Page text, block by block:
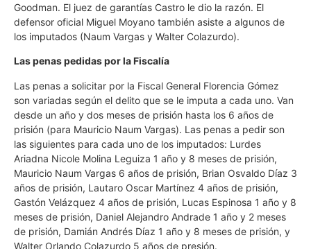
Goodman. El juez de garantías Castro le dio la razón. El
defensor oficial Miguel Moyano también asiste a algunos de
los imputados (Naum Vargas y Walter Colazurdo).
Las penas pedidas por la Fiscalía
Las penas a solicitar por la Fiscal General Florencia Gómez
son variadas según el delito que se le imputa a cada uno. Van
desde un año y dos meses de prisión hasta los 6 años de
prisión (para Mauricio Naum Vargas). Las penas a pedir son
las siguientes para cada uno de los imputados: Lurdes
Ariadna Nicole Molina Leguiza 1 año y 8 meses de prisión,
Mauricio Naum Vargas 6 años de prisión, Brian Osvaldo Díaz 3
años de prisión, Lautaro Oscar Martínez 4 años de prisión,
Gastón Velázquez 4 años de prisión, Lucas Espinosa 1 año y 8
meses de prisión, Daniel Alejandro Andrade 1 año y 2 meses
de prisión, Damián Andrés Díaz 1 año y 8 meses de prisión, y
Walter Orlando Colazurdo 5 años de presión.